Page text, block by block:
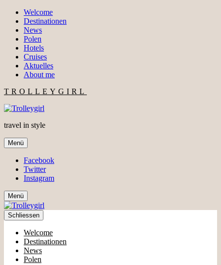
Welcome
Destinationen
News
Polen
Hotels
Cruises
Aktuelles
About me
TROLLEYGIRL
travel in style
Menü
Facebook
Twitter
Instagram
Menü
Schliessen
Welcome
Destinationen
News
Polen